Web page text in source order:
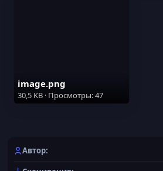
image.png
30,5 KB · Просмотры: 47
Автор